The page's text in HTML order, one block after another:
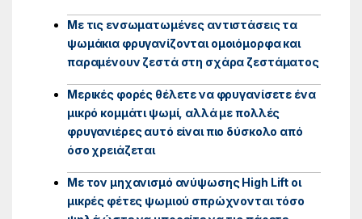
Με τις ενσωματωμένες αντιστάσεις τα
ψωμάκια φρυγανίζονται ομοιόμορφα και
παραμένουν ζεστά στη σχάρα ζεστάματος
Μερικές φορές θέλετε να φρυγανίσετε ένα
μικρό κομμάτι ψωμί, αλλά με πολλές
φρυγανιέρες αυτό είναι πιο δύσκολο από
όσο χρειάζεται
Με τον μηχανισμό ανύψωσης High Lift οι
μικρές φέτες ψωμιού σπρώχνονται τόσο